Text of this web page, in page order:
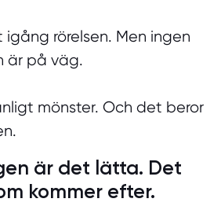
rörelsen. Men ingen
är på väg.
mönster. Och det beror
är det lätta. Det
kommer efter.